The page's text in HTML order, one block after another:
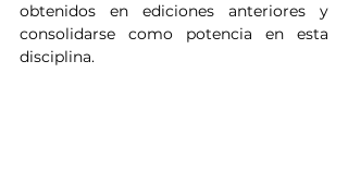
obtenidos en ediciones anteriores y
consolidarse como potencia en esta
disciplina.